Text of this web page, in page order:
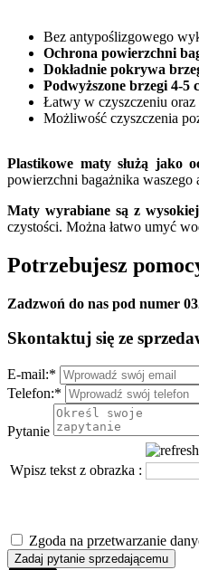
Bez antypoślizgowego
Ochrona powierzchni
Dokładnie pokrywa
Podwyższone brzegi 4-5
Łatwy w czyszczeniu oraz
Możliwość czyszczenia
Plastikowe maty służą jako
powierzchni bagażnika waszego
Maty wyrabiane są z
czystości. Można łatwo umyć
Potrzebujesz
Zadzwoń do nas pod numer
Skontaktuj się ze
E-mail:*
Telefon:*
Pytanie
Wpisz tekst z obrazka :
Zgoda na przetwarzanie
Zadaj pytanie sprzedającemu